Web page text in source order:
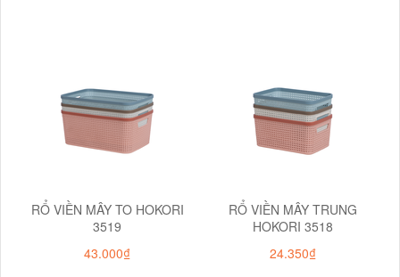
RỔ VIỀN MÂY TO HOKORI
3519
43.000₫
RỔ VIỀN MÂY TRUNG
HOKORI 3518
24.350₫